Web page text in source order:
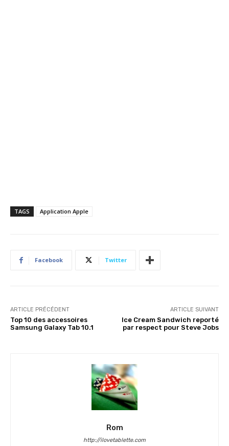
TAGS Application Apple
Facebook Twitter
ARTICLE PRÉCÉDENT
Top 10 des accessoires
Samsung Galaxy Tab 10.1
ARTICLE SUIVANT
Ice Cream Sandwich reporté
par respect pour Steve Jobs
Rom
http://ilovetablette.com